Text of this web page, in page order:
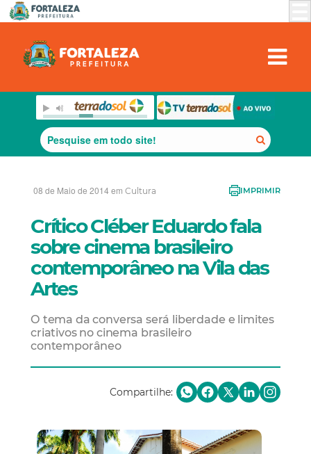
08 de Maio de 2014 em Cultura IMPRIMIR
Crítico Cléber Eduardo fala
sobre cinema brasileiro
contemporâneo na Vila das
Artes
O tema da conversa será liberdade e limites
criativos no cinema brasileiro
contemporâneo
Compartilhe: